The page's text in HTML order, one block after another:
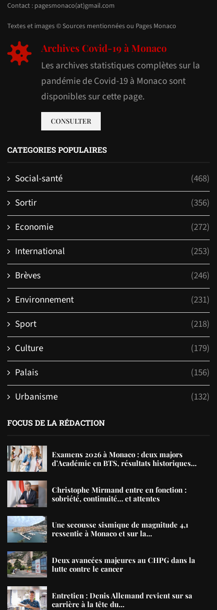
Contact : pagesmonaco(at)gmail.com
Textes et images © Sources mentionnées ou Pages Monaco
Archives Covid-19 à Monaco
Les archives statistiques complètes sur la
pandémie de Covid-19 à Monaco sont
disponibles sur cette page.
CONSULTER
CATEGORIES POPULAIRES
Social-santé
(468)
Sortir
(356)
Economie
(272)
International
(253)
Brèves
(246)
Environnement
(231)
Sport
(218)
Culture
(179)
Palais
(156)
Urbanisme
(132)
FOCUS DE LA RÉDACTION
Examens 2026 à Monaco : deux majors
d’Académie en BTS, résultats historiques...
Christophe Mirmand entre en fonction :
sobriété, continuité… et attentes
Une secousse sismique de magnitude 4,1
ressentie à Monaco et sur la...
Deux avancées majeures au CHPG dans la
lutte contre le cancer
Entretien : Denis Allemand revient sur sa
carrière à la tête du...